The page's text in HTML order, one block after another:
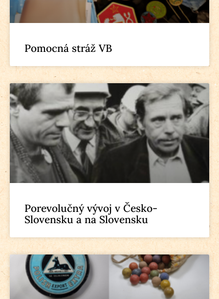
Pomocná stráž VB
Porevolučný vývoj v Česko-
Slovensku a na Slovensku